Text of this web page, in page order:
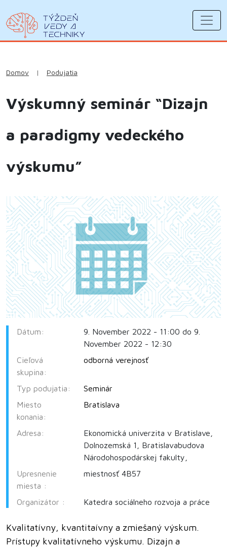
Domov | Podujatia
Výskumný seminár “Dizajn
a paradigmy vedeckého
výskumu”
Dátum:
9. November 2022 - 11:00 do 9.
November 2022 - 12:30
Cieľová
skupina:
odborná verejnosť
Typ podujatia:
Seminár
Miesto
konania:
Bratislava
Adresa:
Ekonomická univerzita v Bratislave,
Dolnozemská 1, Bratislavabudova
Národohospodárskej fakulty,
Upresnenie
miesta :
miestnosť 4B57
Organizátor : Katedra sociálneho rozvoja a práce
Kvalitatívny, kvantitaívny a zmiešaný výskum.
Prístupy kvalitatívneho výskumu. Dizajn a